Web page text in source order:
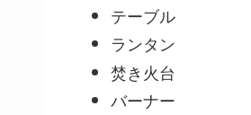
テーブル
ランタン
焚き火台
バーナー